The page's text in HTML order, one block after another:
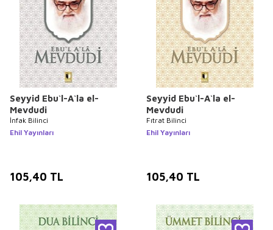
Seyyid Ebu`l-A`la el-
Mevdudi
İnfak Bilinci
Ehil Yayınları
105,40 TL
Seyyid Ebu`l-A`la el-
Mevdudi
Fıtrat Bilinci
Ehil Yayınları
105,40 TL